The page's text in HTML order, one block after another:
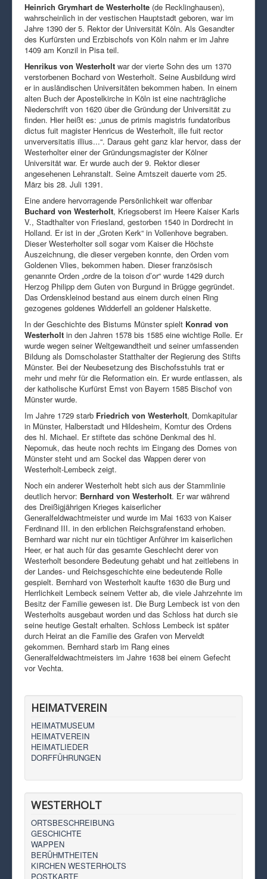
Heinrich Grymhart de Westerholte (de Recklinghausen),
wahrscheinlich in der vestischen Hauptstadt geboren, war im
Jahre 1390 der 5. Rektor der Universität Köln. Als Gesandter
des Kurfürsten und Erzbischofs von Köln nahm er im Jahre
1409 am Konzil in Pisa teil.
Henrikus von Westerholt war der vierte Sohn des um 1370
verstorbenen Bochard von Westerholt. Seine Ausbildung wird
er in ausländischen Universitäten bekommen haben. In einem
alten Buch der Apostelkirche in Köln ist eine nachträgliche
Niederschrift von 1620 über die Gründung der Universität zu
finden. Hier heißt es: „unus de primis magistris fundatoribus
dictus fuit magister Henricus de Westerholt, ille fuit rector
unverversitatis illius...“. Daraus geht ganz klar hervor, dass der
Westerholter einer der Gründungsmagister der Kölner
Universität war. Er wurde auch der 9. Rektor dieser
angesehenen Lehranstalt. Seine Amtszeit dauerte vom 25.
März bis 28. Juli 1391.
Eine andere hervorragende Persönlichkeit war offenbar
Buchard von Westerholt, Kriegsoberst im Heere Kaiser Karls
V., Stadthalter von Friesland, gestorben 1540 in Dordrecht in
Holland. Er ist in der „Groten Kerk“ in Vollenhove begraben.
Dieser Westerholter soll sogar vom Kaiser die Höchste
Auszeichnung, die dieser vergeben konnte, den Orden vom
Goldenen Vlies, bekommen haben. Dieser französisch
genannte Orden „ordre de la toison d’or“ wurde 1429 durch
Herzog Philipp dem Guten von Burgund in Brügge gegründet.
Das Ordenskleinod bestand aus einem durch einen Ring
gezogenes goldenes Widderfell an goldener Halskette.
In der Geschichte des Bistums Münster spielt Konrad von
Westerholt in den Jahren 1578 bis 1585 eine wichtige Rolle. Er
wurde wegen seiner Weltgewandtheit und seiner umfassenden
Bildung als Domscholaster Statthalter der Regierung des Stifts
Münster. Bei der Neubesetzung des Bischofsstuhls trat er
mehr und mehr für die Reformation ein. Er wurde entlassen, als
der katholische Kurfürst Ernst von Bayern 1585 Bischof von
Münster wurde.
Im Jahre 1729 starb Friedrich von Westerholt, Domkapitular
in Münster, Halberstadt und Hildesheim, Komtur des Ordens
des hl. Michael. Er stiftete das schöne Denkmal des hl.
Nepomuk, das heute noch rechts im Eingang des Domes von
Münster steht und am Sockel das Wappen derer von
Westerholt-Lembeck zeigt.
Noch ein anderer Westerholt hebt sich aus der Stammlinie
deutlich hervor: Bernhard von Westerholt. Er war während
des Dreißigjährigen Krieges kaiserlicher
Generalfeldwachtmeister und wurde im Mai 1633 von Kaiser
Ferdinand III. in den erblichen Reichsgrafenstand erhoben.
Bernhard war nicht nur ein tüchtiger Anführer im kaiserlichen
Heer, er hat auch für das gesamte Geschlecht derer von
Westerholt besondere Bedeutung gehabt und hat zeitlebens in
der Landes- und Reichsgeschichte eine bedeutende Rolle
gespielt. Bernhard von Westerholt kaufte 1630 die Burg und
Herrlichkeit Lembeck seinem Vetter ab, die viele Jahrzehnte im
Besitz der Familie gewesen ist. Die Burg Lembeck ist von den
Westerholts ausgebaut worden und das Schloss hat durch sie
seine heutige Gestalt erhalten. Schloss Lembeck ist später
durch Heirat an die Familie des Grafen von Merveldt
gekommen. Bernhard starb im Rang eines
Generalfeldwachtmeisters im Jahre 1638 bei einem Gefecht
vor Vechta.
HEIMATVEREIN
HEIMATMUSEUM
HEIMATVEREIN
HEIMATLIEDER
DORFFÜHRUNGEN
WESTERHOLT
ORTSBESCHREIBUNG
GESCHICHTE
WAPPEN
BERÜHMTHEITEN
KIRCHEN WESTERHOLTS
POSTKARTE